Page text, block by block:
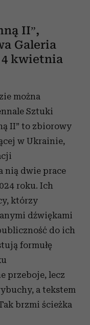
II”,
Galeria
4 kwietnia
można
Sztuki
II” to zbiorowy
w Ukrainie,
nią dwie prace
roku. Ich
którzy
dźwiękami
do ich
formułę
przeboje, lecz
a tekstem
brzmi ścieżka